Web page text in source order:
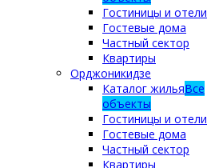
Гостиницы и отели
Гостевые дома
Частный сектор
Квартиры
Орджоникидзе
Каталог жильяВсе
объекты
Гостиницы и отели
Гостевые дома
Частный сектор
Квартиры